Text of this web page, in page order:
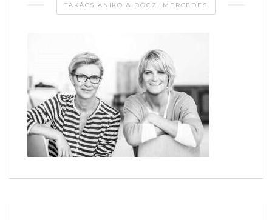
TAKÁCS ANIKÓ & DÓCZI MERCEDES